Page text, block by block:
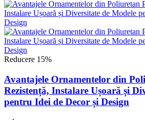
Reducere 15%
Avantajele Ornamentelor din
Rezistență, Instalare Ușoară și
pentru Idei de Decor și Design